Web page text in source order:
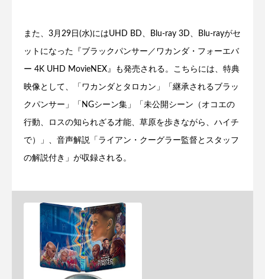
また、3月29日(水)にはUHD BD、Blu-ray 3D、Blu-rayがセ
ットになった『ブラックパンサー／ワカンダ・フォーエバ
ー 4K UHD MovieNEX』も発売される。こちらには、特典
映像として、「ワカンダとタロカン」「継承されるブラッ
クパンサー」「NGシーン集」「未公開シーン（オコエの
行動、ロスの知られざる才能、草原を歩きながら、ハイチ
で）」、音声解説「ライアン・クーグラー監督とスタッフ
の解説付き」が収録される。